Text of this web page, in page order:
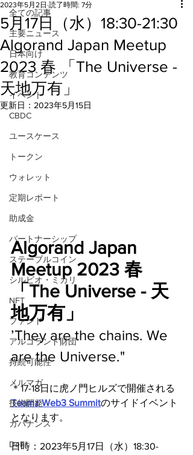
全ての記事
主要ニュース
日本向け
教育コンテンツ
イベント
CBDC
ユースケース
トークン
ウォレット
定期レポート
助成金
パートナーシップ
ステーブルコイン
シルビオ・ミカリ
NFT
ファンド
アルゴランド財団
持続可能性
メルマガ
技術開発
ガバナンス
DeFi
5月17日（水）18:30-21:30
Algorand Japan Meetup
2023 春 「The Universe -
天地万有」
2023年5月2日 読了時間: 7分
更新日： 2023年5月15日
Algorand Japan
Meetup 2023 春
「The Universe - 天
地万有」
’They are the chains. We
are the Universe."
＊17-18日に虎ノ門ヒルズで開催される
Teamz Web3 Summitのサイドイベント
となります。
日時：2023年5月17日（水）18:30-